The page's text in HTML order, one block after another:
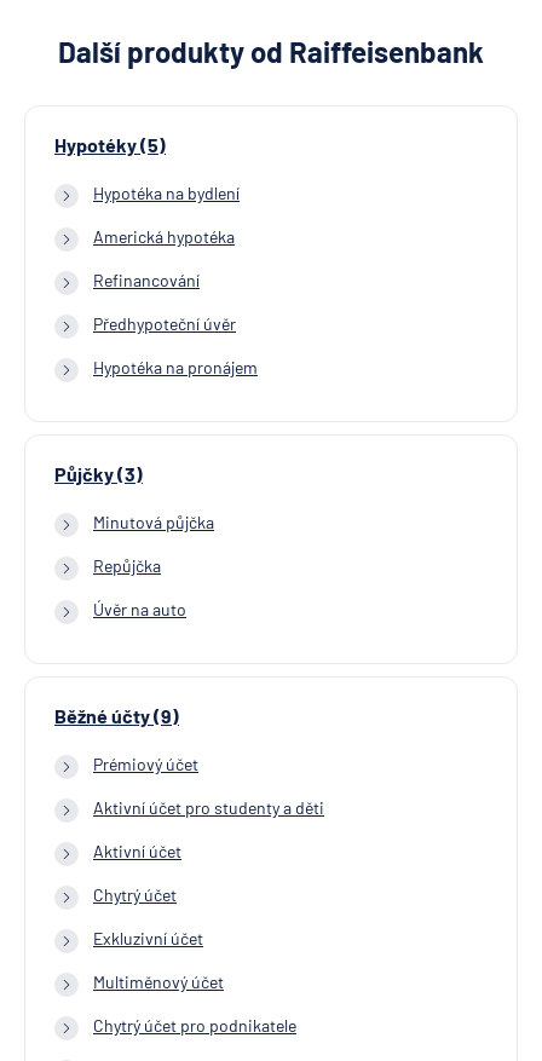
Další produkty od Raiffeisenbank
Hypotéky (5)
Hypotéka na bydlení
Americká hypotéka
Refinancování
Předhypoteční úvěr
Hypotéka na pronájem
Půjčky (3)
Minutová půjčka
Repůjčka
Úvěr na auto
Běžné účty (9)
Prémiový účet
Aktivní účet pro studenty a děti
Aktivní účet
Chytrý účet
Exkluzivní účet
Multiměnový účet
Chytrý účet pro podnikatele